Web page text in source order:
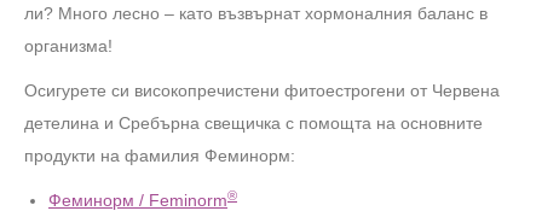
ли? Много лесно – като възвърнат хормоналния баланс в
организма!
Осигурете си високопречистени фитоестрогени от Червена
детелина и Сребърна свещичка с помощта на основните
продукти на фамилия Феминорм:
Феминорм / Feminorm®